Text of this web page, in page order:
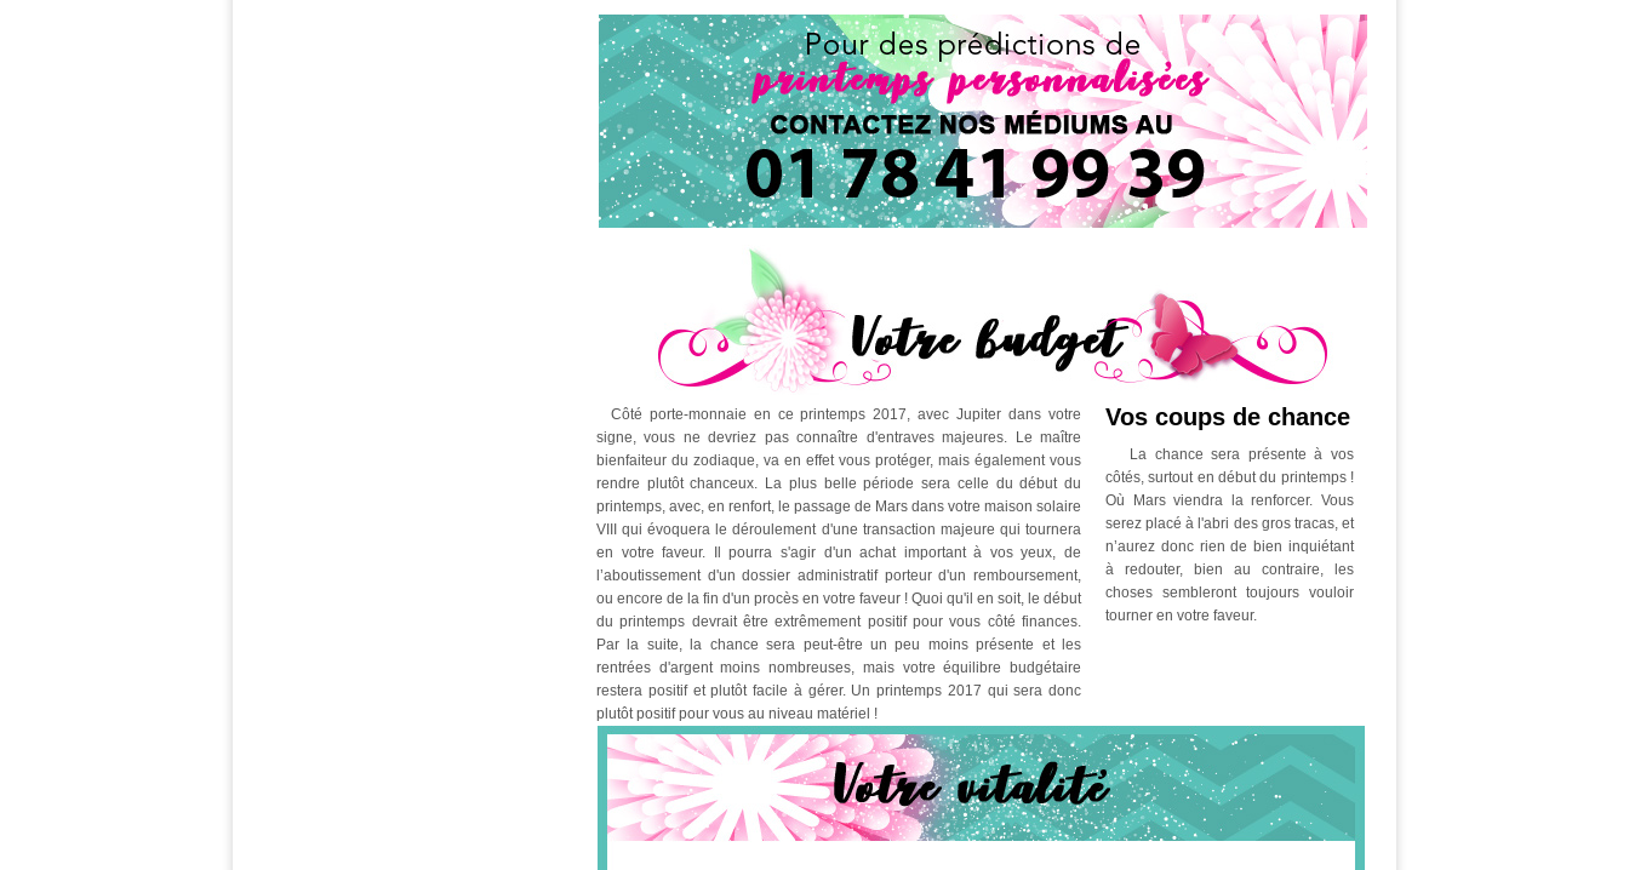
Côté porte-monnaie en ce printemps 2017, avec Jupiter dans votre
signe, vous ne devriez pas connaître d'entraves majeures. Le maître
bienfaiteur du zodiaque, va en effet vous protéger, mais également vous
rendre plutôt chanceux. La plus belle période sera celle du début du
printemps, avec, en renfort, le passage de Mars dans votre maison solaire
VIII qui évoquera le déroulement d'une transaction majeure qui tournera
en votre faveur. Il pourra s'agir d'un achat important à vos yeux, de
l’aboutissement d'un dossier administratif porteur d'un remboursement,
ou encore de la fin d'un procès en votre faveur ! Quoi qu'il en soit, le début
du printemps devrait être extrêmement positif pour vous côté finances.
Par la suite, la chance sera peut-être un peu moins présente et les
rentrées d'argent moins nombreuses, mais votre équilibre budgétaire
restera positif et plutôt facile à gérer. Un printemps 2017 qui sera donc
plutôt positif pour vous au niveau matériel !
Vos coups de chance
La chance sera présente à vos
côtés, surtout en début du printemps !
Où Mars viendra la renforcer. Vous
serez placé à l'abri des gros tracas, et
n’aurez donc rien de bien inquiétant
à redouter, bien au contraire, les
choses sembleront toujours vouloir
tourner en votre faveur.